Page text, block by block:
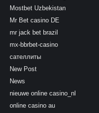
Mostbet Uzbekistan
Mr Bet casino DE
mr jack bet brazil
mx-bbrbet-casino
сателлиты
New Post
News
nieuwe online casino_nl
online casino au